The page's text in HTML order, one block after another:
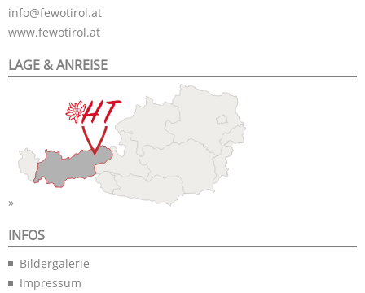
info@fewotirol.at
www.fewotirol.at
LAGE & ANREISE
INFOS
Bildergalerie
Impressum